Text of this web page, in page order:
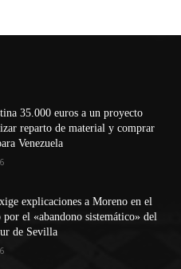
35.000 euros a un proyecto
reparto de material y comprar
Venezuela
explicaciones a Moreno en el
por el «abandono sistemático» del
de Sevilla